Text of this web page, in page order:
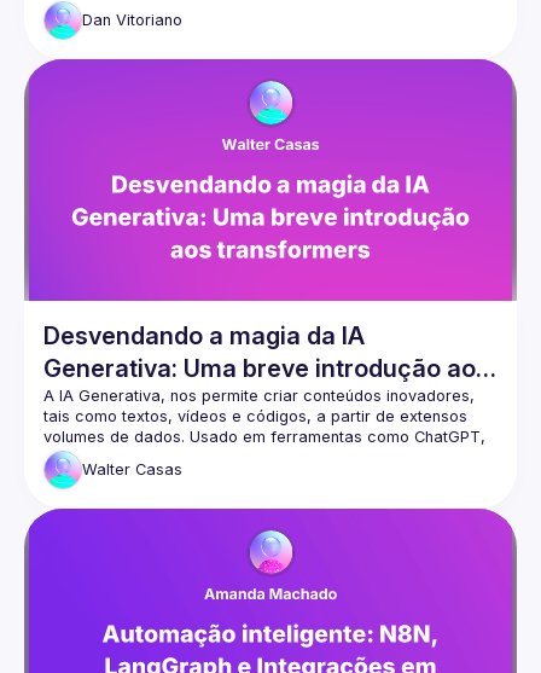
Dan Vitoriano
Desvendando a magia da IA
Generativa: Uma breve introdução aos
transformers
A IA Generativa, nos permite criar conteúdos inovadores,
tais como textos, vídeos e códigos, a partir de extensos
volumes de dados. Usado em ferramentas como ChatGPT,
DALL-E e GitHub Copilot, que não somente estão
revolucionando diversas indústrias, mas também otimizando
palestra, embarcaremos juntos em uma viagem pelo
universo da IA Generativa (Generative AI), desvelando a
'mágica' dos Transformers, tecnologia revolucionária que
está por trás de ferramentas cotidianas como tradutores e
assistentes virtuais. Nesse contexto, compreender esta
tecnologia torna-se importante. Esta palestra é destinada a
todos que desejam conhecer, explorar e aprofundar seus
conhecimentos nesta tecnologia essencial que está
Walter Casas